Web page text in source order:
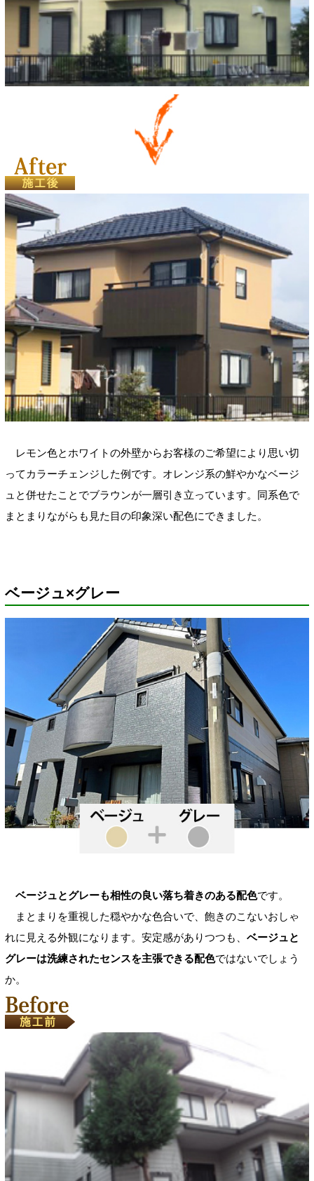
レモン色とホワイトの外壁からお客様のご希望により思い切
ってカラーチェンジした例です。オレンジ系の鮮やかなベージ
ュと併せたことでブラウンが一層引き立っています。同系色で
まとまりながらも見た目の印象深い配色にできました。
ベージュ×グレー
ベージュとグレーも相性の良い落ち着きのある配色です。
まとまりを重視した穏やかな色合いで、飽きのこないおしゃ
れに見える外観になります。安定感がありつつも、 ベージュと
グレーは洗練されたセンスを主張できる配色ではないでしょう
か。